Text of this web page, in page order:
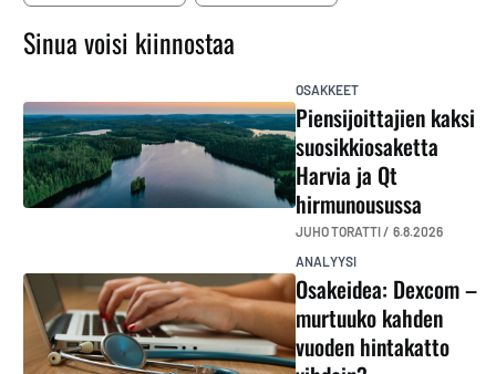
Sinua voisi kiinnostaa
OSAKKEET
Piensijoittajien kaksi
suosikkiosaketta
Harvia ja Qt
hirmunousussa
JUHO TORATTI / 6.8.2026
ANALYYSI
Osakeidea: Dexcom –
murtuuko kahden
vuoden hintakatto